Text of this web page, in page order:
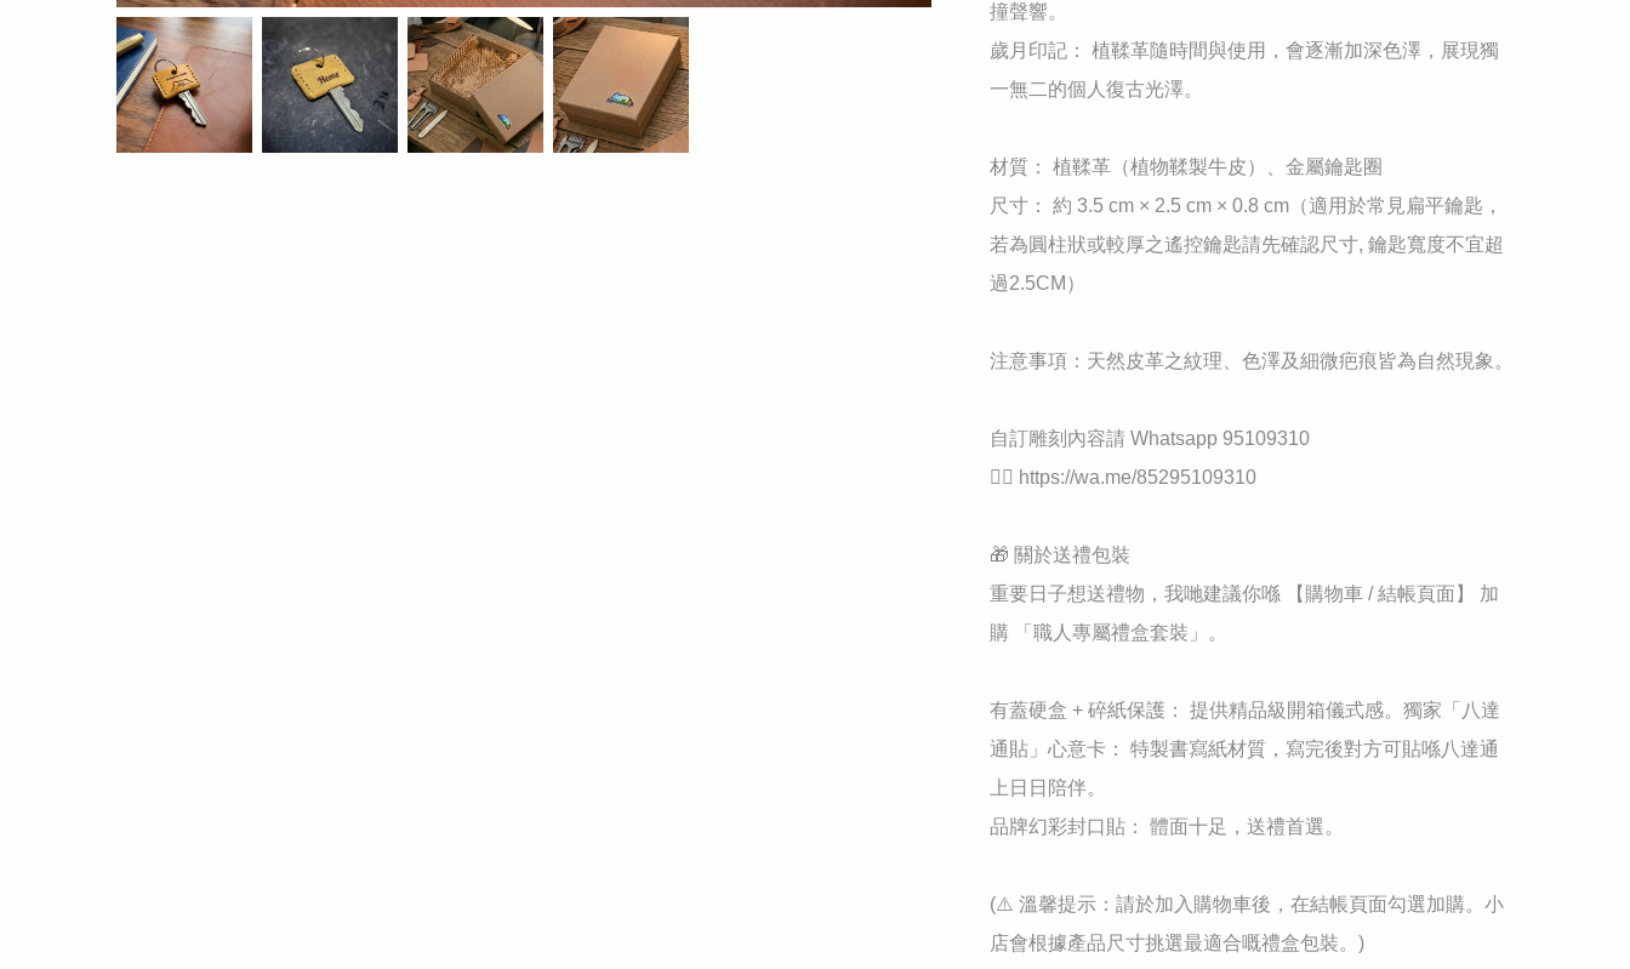
撞聲響。
​歲月印記： 植鞣革隨時間與使用，會逐漸加深色澤，展現獨
一無二的個人復古光澤。
​材質： 植鞣革（植物鞣製牛皮）、金屬鑰匙圈
​尺寸： 約 3.5 cm × 2.5 cm × 0.8 cm（適用於常見扁平鑰匙，
若為圓柱狀或較厚之遙控鑰匙請先確認尺寸, 鑰匙寬度不宜超
過2.5CM）
​注意事項：天然皮革之紋理、色澤及細微疤痕皆為自然現象。
自訂雕刻內容請 Whatsapp 95109310
👉🏻 https://wa.me/85295109310
​🎁 關於送禮包裝
​重要日子想送禮物，我哋建議你喺 【購物車 / 結帳頁面】 加
購 「職人專屬禮盒套裝」。
​有蓋硬盒 + 碎紙保護： 提供精品級開箱儀式感。​獨家「八達
通貼」心意卡： 特製書寫紙材質，寫完後對方可貼喺八達通
上日日陪伴。
​品牌幻彩封口貼： 體面十足，送禮首選。
​(⚠️ 溫馨提示：請於加入購物車後，在結帳頁面勾選加購。小
店會根據產品尺寸挑選最適合嘅禮盒包裝。)